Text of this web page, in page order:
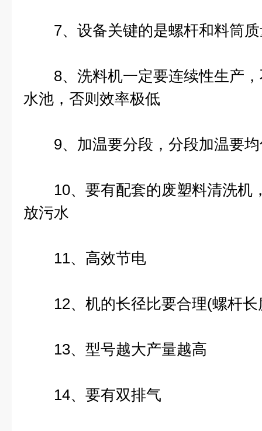
7、设备关键的是螺杆和料筒质
8、洗料机一定要连续性生产，
水池，否则效率极低
9、加温要分段，分段加温要均
10、要有配套的废塑料清洗机
放污水
11、高效节电
12、机的长径比要合理(螺杆长
13、型号越大产量越高
14、要有双排气